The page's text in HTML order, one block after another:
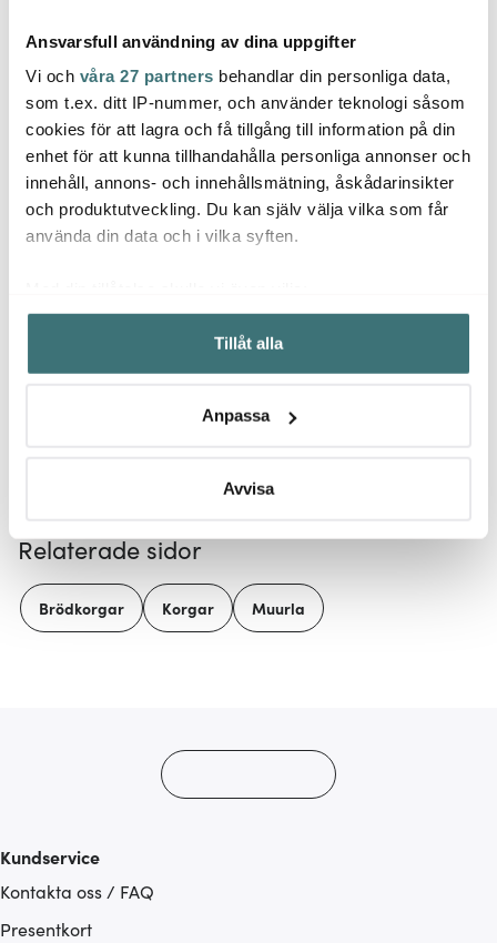
Ansvarsfull användning av dina uppgifter
Vi och våra 27 partners behandlar din personliga data,
som t.ex. ditt IP-nummer, och använder teknologi såsom
cookies för att lagra och få tillgång till information på din
enhet för att kunna tillhandahålla personliga annonser och
innehåll, annons- och innehållsmätning, åskådarinsikter
och produktutveckling. Du kan själv välja vilka som får
använda din data och i vilka syften.
Samla in information om din geografiska plats som
kan ha en noggrannhet på upp till flera meter
Identifiera din enhet genom att aktivt skanna den för
Ta reda på mer om hur dina personliga uppgifter
Du kan ändra eller dra tillbaka ditt samtycke när som
Vi använder cookies för att innehållet och annonserna
ska anpassas efter det som vi tror att du tycker om. Det
gör också att vi kan analysera vår trafik och göra
Tillåt alla
Anpassa
Avvisa
Muurla
Pippi Långstrump
Emaljmugg
Födelsedagsfest 37 cl
Rosa
200 kr
Muurla
Pippi Långstrump
Dricksglas 20 cl
85 kr
Pippi
Låt dig inspireras av våra kunder
Relaterade sidor
Brödkorgar Korgar Muurla
Kundservice
Kontakta oss / FAQ
Presentkort